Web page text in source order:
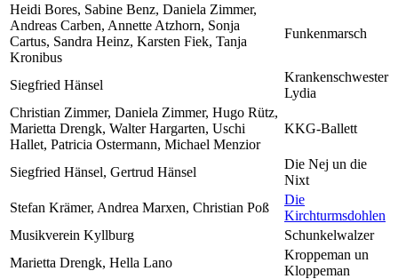
Heidi Bores, Sabine Benz, Daniela Zimmer,
Andreas Carben, Annette Atzhorn, Sonja
Cartus, Sandra Heinz, Karsten Fiek, Tanja
Kronibus
Funkenmarsch
Siegfried Hänsel
Krankenschwester
Lydia
Christian Zimmer, Daniela Zimmer, Hugo Rütz,
Marietta Drengk, Walter Hargarten, Uschi
Hallet, Patricia Ostermann, Michael Menzior
KKG-Ballett
Siegfried Hänsel, Gertrud Hänsel
Die Nej un die
Nixt
Stefan Krämer, Andrea Marxen, Christian Poß
Die
Kirchturmsdohlen
Musikverein Kyllburg
Schunkelwalzer
Marietta Drengk, Hella Lano
Kroppeman un
Kloppeman